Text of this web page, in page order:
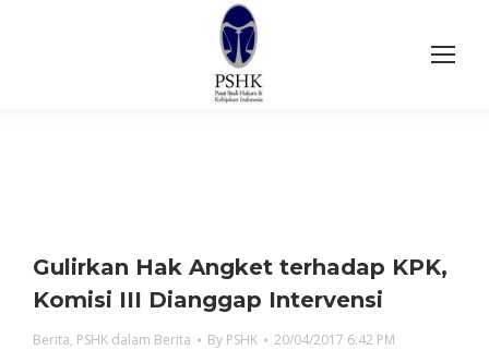
Gulirkan Hak Angket terhadap KPK,
Komisi III Dianggap Intervensi
Berita, PSHK dalam Berita By PSHK 20/04/2017 6:42 PM